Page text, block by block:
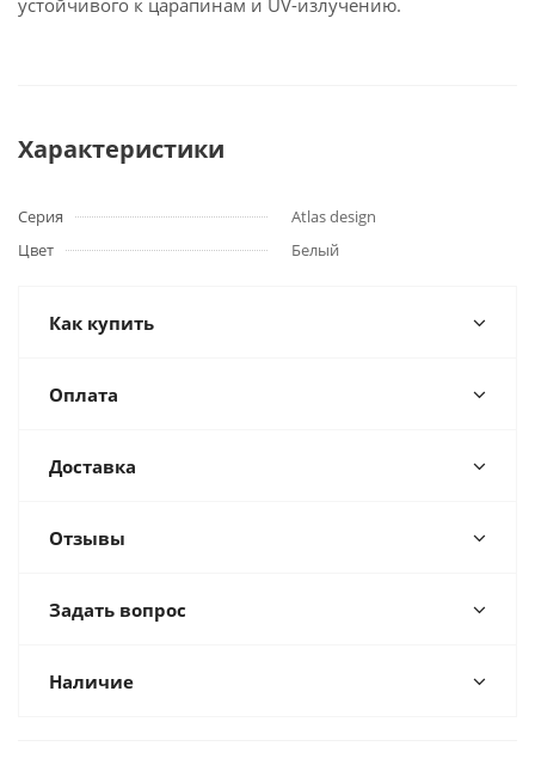
устойчивого к царапинам и UV-излучению.
Характеристики
Серия
Atlas design
Цвет
Белый
Как купить
Оплата
Доставка
Отзывы
Задать вопрос
Наличие